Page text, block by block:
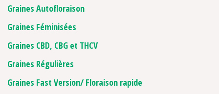
Graines Autofloraison
Graines Féminisées
Graines CBD, CBG et THCV
Graines Régulières
Graines Fast Version/ Floraison rapide